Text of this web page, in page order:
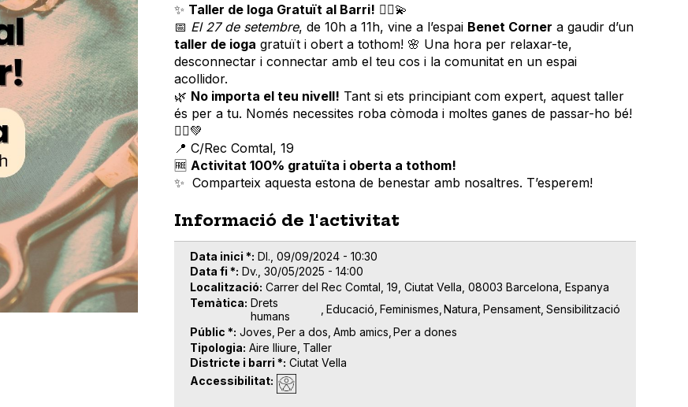
✨ Taller de Ioga Gratuït al Barri! 🧘‍♀️💫
📅 El 27 de setembre, de 10h a 11h, vine a l’espai Benet Corner a gaudir d’un
taller de ioga gratuït i obert a tothom! 🌸 Una hora per relaxar-te,
desconnectar i connectar amb el teu cos i la comunitat en un espai
acollidor.
🌿 No importa el teu nivell! Tant si ets principiant com expert, aquest taller
és per a tu. Només necessites roba còmoda i moltes ganes de passar-ho bé!
🧘‍♂️💚
📍 C/Rec Comtal, 19
🆓 Activitat 100% gratuïta i oberta a tothom!
✨ Comparteix aquesta estona de benestar amb nosaltres. T’esperem!
Informació de l'activitat
Data inici * Dl., 09/09/2024 - 10:30
Data fi * Dv., 30/05/2025 - 14:00
Localització Carrer del Rec Comtal, 19, Ciutat Vella, 08003 Barcelona, Espanya
Temàtica Drets
humans
Educació Feminismes Natura Pensament Sensibilització
Públic * Joves Per a dos Amb amics Per a dones
Tipologia Aire lliure Taller
Districte i barri * Ciutat Vella
Accessibilitat